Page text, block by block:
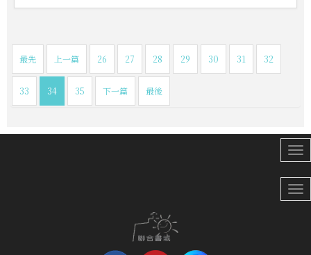
最先 上一篇 26 27 28 29 30 31 32
33 34 35 下一篇 最後